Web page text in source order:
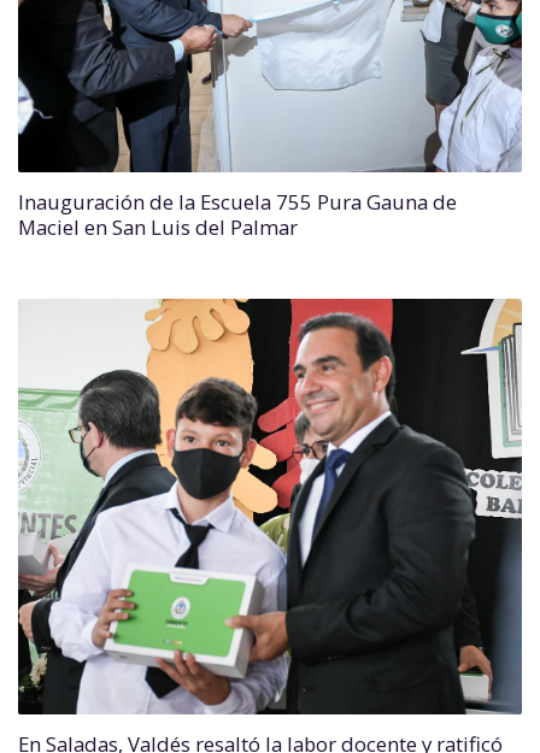
Inauguración de la Escuela 755 Pura Gauna de
Maciel en San Luis del Palmar
En Saladas, Valdés resaltó la labor docente y ratificó